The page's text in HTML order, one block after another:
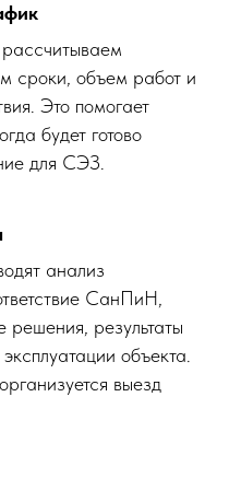
сроки, объем работ и
Это помогает
будет готово
для СЭЗ.
анализ
СанПиН,
решения, результаты
объекта.
выезд